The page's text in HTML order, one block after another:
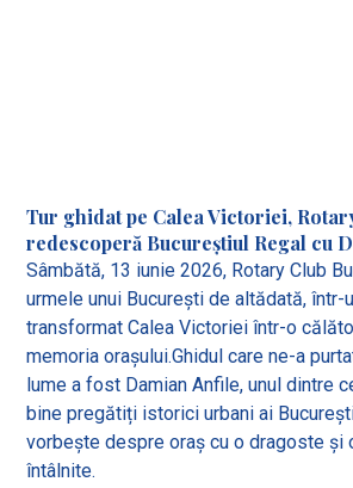
Tur ghidat pe Calea Victoriei,
redescoperă Bucureștiul Regal cu
Sâmbătă, 13 iunie 2026, Rotary Club
urmele unui București de altădată, într-
transformat Calea Victoriei într-o
memoria orașului.Ghidul care ne-a
lume a fost Damian Anfile, unul dintre
bine pregătiți istorici urbani ai
vorbește despre oraș cu o dragoste și
întâlnite.